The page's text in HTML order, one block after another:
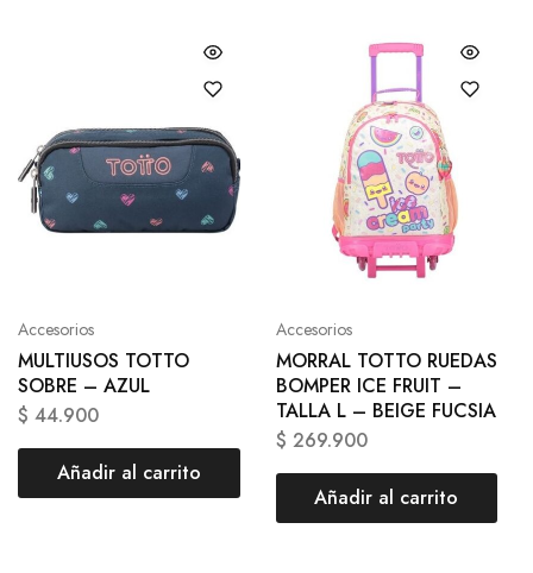
Accesorios
MULTIUSOS TOTTO
SOBRE – AZUL
$ 44.900
Añadir al carrito
Accesorios
MORRAL TOTTO RUEDAS
BOMPER ICE FRUIT –
TALLA L – BEIGE FUCSIA
$ 269.900
Añadir al carrito